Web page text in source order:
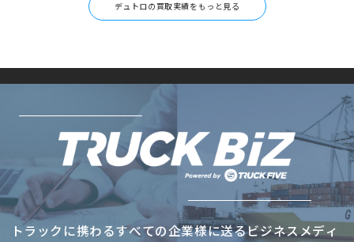
デュトロの買取実績をもっと見る
トラックに携わるすべての企業様に送るビジネスメディ